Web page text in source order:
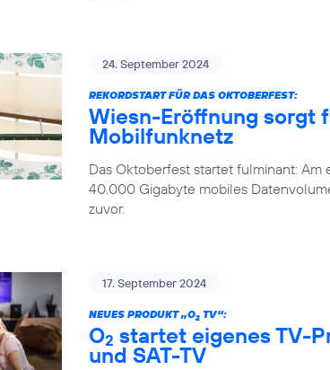
24. September 2024
REKORDSTART FÜR DAS OKTOBERFEST:
Wiesn-Eröffnung sorgt
Mobilfunknetz
Das Oktoberfest startet fulminant:
40.000 Gigabyte mobiles
zuvor.
17. September 2024
NEUES PRODUKT „O2 TV“:
O2 startet eigenes TV-
und SAT-TV